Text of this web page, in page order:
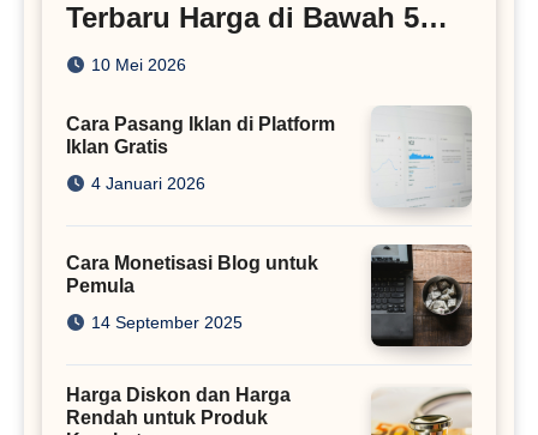
Terbaru Harga di Bawah 5
Juta
10 Mei 2026
Cara Pasang Iklan di Platform
Iklan Gratis
4 Januari 2026
Cara Monetisasi Blog untuk
Pemula
14 September 2025
Harga Diskon dan Harga
Rendah untuk Produk